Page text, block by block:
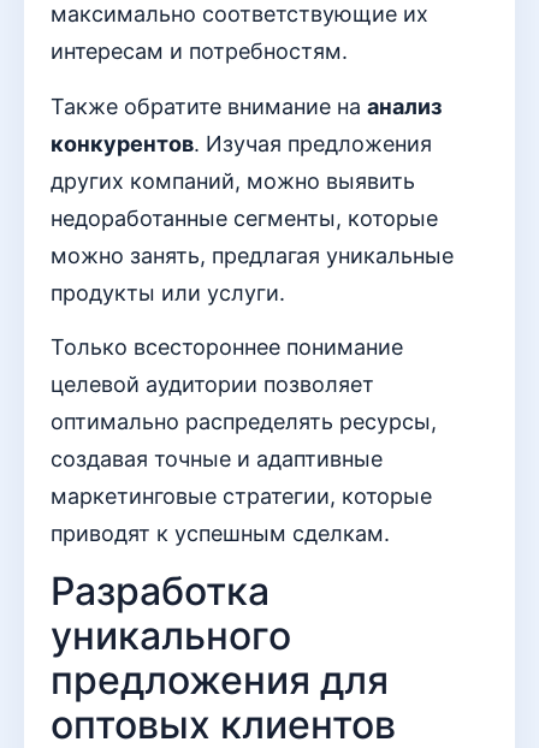
максимально соответствующие их
интересам и потребностям.
Также обратите внимание на анализ
конкурентов. Изучая предложения
других компаний, можно выявить
недоработанные сегменты, которые
можно занять, предлагая уникальные
продукты или услуги.
Только всестороннее понимание
целевой аудитории позволяет
оптимально распределять ресурсы,
создавая точные и адаптивные
маркетинговые стратегии, которые
приводят к успешным сделкам.
Разработка
уникального
предложения для
оптовых клиентов